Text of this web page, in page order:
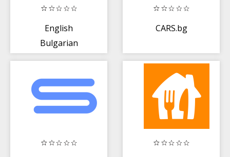
English
Bulgarian
CARS.bg